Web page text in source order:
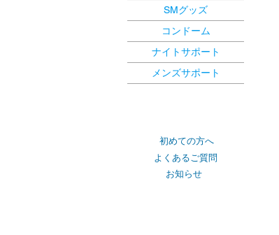
SMグッズ
コンドーム
ナイトサポート
メンズサポート
初めての方へ
よくあるご質問
お知らせ